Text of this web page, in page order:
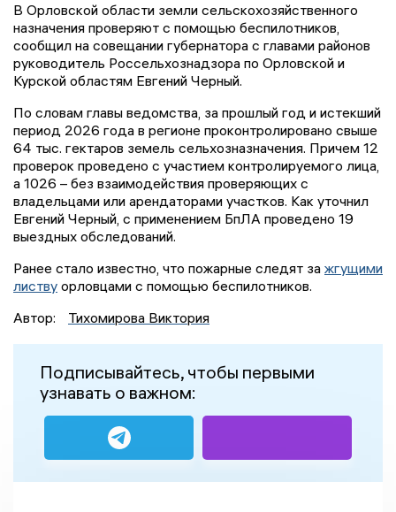
В Орловской области земли сельскохозяйственного
назначения проверяют с помощью беспилотников,
сообщил на совещании губернатора с главами районов
руководитель Россельхознадзора по Орловской и
Курской областям Евгений Черный.
По словам главы ведомства, за прошлый год и истекший
период 2026 года в регионе проконтролировано свыше
64 тыс. гектаров земель сельхозназначения. Причем 12
проверок проведено с участием контролируемого лица,
а 1026 – без взаимодействия проверяющих с
владельцами или арендаторами участков. Как уточнил
Евгений Черный, с применением БпЛА проведено 19
выездных обследований.
Ранее стало известно, что пожарные следят за жгущими
листву орловцами с помощью беспилотников.
Автор:
Тихомирова Виктория
Подписывайтесь, чтобы первыми
узнавать о важном: